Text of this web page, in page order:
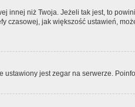
innej niż Twoja. Jeżeli tak jest, to
czasowej, jak większość ustawień,
jest zegar na serwerze.